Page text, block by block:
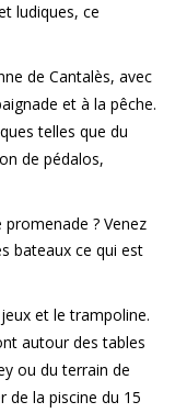
ludiques, ce
de Cantalès, avec
et à la pêche.
telles que du
de pédalos,
? Venez
bateaux ce qui est
et le trampoline.
autour des tables
ou du terrain de
de la piscine du 15